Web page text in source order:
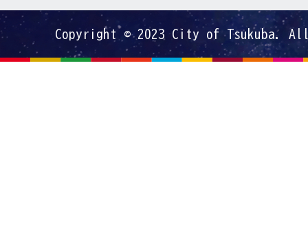
Copyright © 2023 City of Tsukuba.